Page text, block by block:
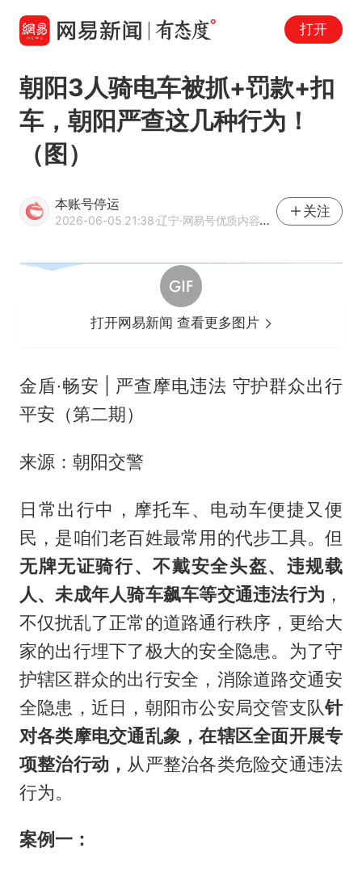
打开
朝阳3人骑电车被抓+罚款+扣
车，朝阳严查这几种行为！
（图）
本账号停运
2026-06-05 21:38·辽宁·网易号优质内容创作者
关注
打开网易新闻 查看更多图片
金盾·畅安 | 严查摩电违法 守护群众出行
平安（第二期）
来源：朝阳交警
日常出行中，摩托车、电动车便捷又便
民，是咱们老百姓最常用的代步工具。但
无牌无证骑行、不戴安全头盔、违规载
人、未成年人骑车飙车等交通违法行为 ，
不仅扰乱了正常的道路通行秩序，更给大
家的出行埋下了极大的安全隐患。为了守
护辖区群众的出行安全，消除道路交通安
全隐患，近日，朝阳市公安局交管支队针
对各类摩电交通乱象，在辖区全面开展专
项整治行动， 从严整治各类危险交通违法
行为。
案例一：